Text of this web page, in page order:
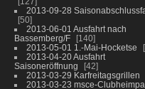
2013-09-28
50
2013-06-01 Ausfahrt nach
Bassemberg/F
140
2013-05-01 1.-Mai-Hocketse
2013-04-20 Ausfahrt
Saisoneröffnung
42
2013-03-29 Karfreitagsgrillen
2013-03-23 msce-